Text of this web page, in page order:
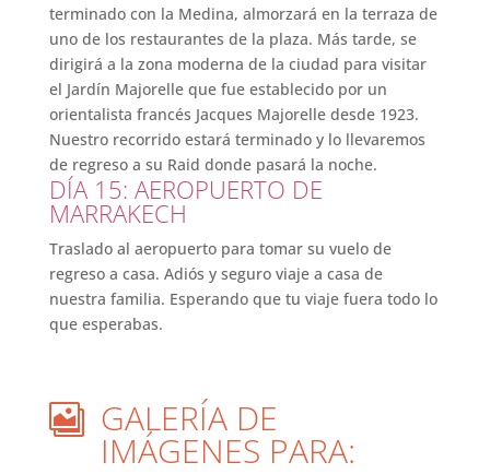
terminado con la Medina, almorzará en la terraza de
uno de los restaurantes de la plaza. Más tarde, se
dirigirá a la zona moderna de la ciudad para visitar
el Jardín Majorelle que fue establecido por un
orientalista francés Jacques Majorelle desde 1923.
Nuestro recorrido estará terminado y lo llevaremos
de regreso a su Raid donde pasará la noche.
DÍA 15: AEROPUERTO DE
MARRAKECH
Traslado al aeropuerto para tomar su vuelo de
regreso a casa. Adiós y seguro viaje a casa de
nuestra familia. Esperando que tu viaje fuera todo lo
que esperabas.
 GALERÍA DE
IMÁGENES PARA: